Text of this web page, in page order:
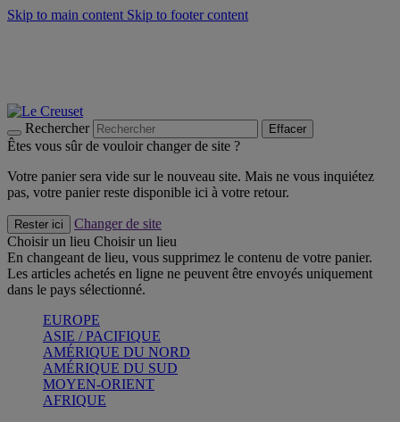
Skip to main content Skip to footer content
Rechercher Effacer
Êtes vous sûr de vouloir changer de site ?
Votre panier sera vide sur le nouveau site. Mais ne vous inquiétez
pas, votre panier reste disponible ici à votre retour.
Rester ici
Changer de site
Choisir un lieu Choisir un lieu
En changeant de lieu, vous supprimez le contenu de votre panier.
Les articles achetés en ligne ne peuvent être envoyés uniquement
dans le pays sélectionné.
EUROPE
ASIE / PACIFIQUE
AMÉRIQUE DU NORD
AMÉRIQUE DU SUD
MOYEN-ORIENT
AFRIQUE